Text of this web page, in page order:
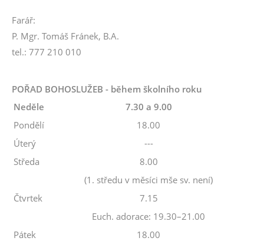
Farář:
P. Mgr. Tomáš Fránek, B.A.
tel.: 777 210 010
POŘAD BOHOSLUŽEB - během školního roku
Neděle
7.30 a 9.00
Pondělí
18.00
Úterý
---
Středa
8.00
(1. středu v měsíci mše sv. není)
Čtvrtek
7.15
Euch. adorace: 19.30–21.00
Pátek
18.00